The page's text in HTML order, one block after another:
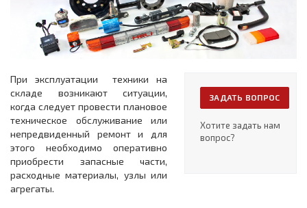
ЗАДАТЬ ВОПРОС
Хотите задать нам
вопрос?
При эксплуатации техники на
складе возникают ситуации,
когда следует провести плановое
техническое обслуживание или
непредвиденный ремонт и для
этого необходимо оперативно
приобрести запасные части,
расходные материалы, узлы или
агрегаты.